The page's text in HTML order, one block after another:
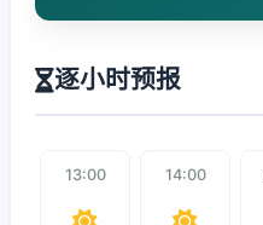
逐小时预报
13:00 14:00